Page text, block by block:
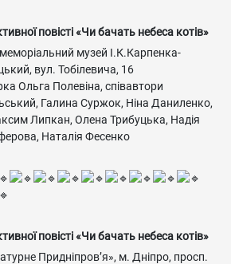
повісті «Чи бачать небеса котів»
музей І.К.Карпенка-
вул. Тобілевича, 16
Ольга Полевіна, співавтори
Галина Суржок, Ніна Даниленко,
Липкан, Олена Трибуцька, Надія
Наталія Фесенко
повісті «Чи бачать небеса котів»
Придніпров’я», м. Дніпро, просп.